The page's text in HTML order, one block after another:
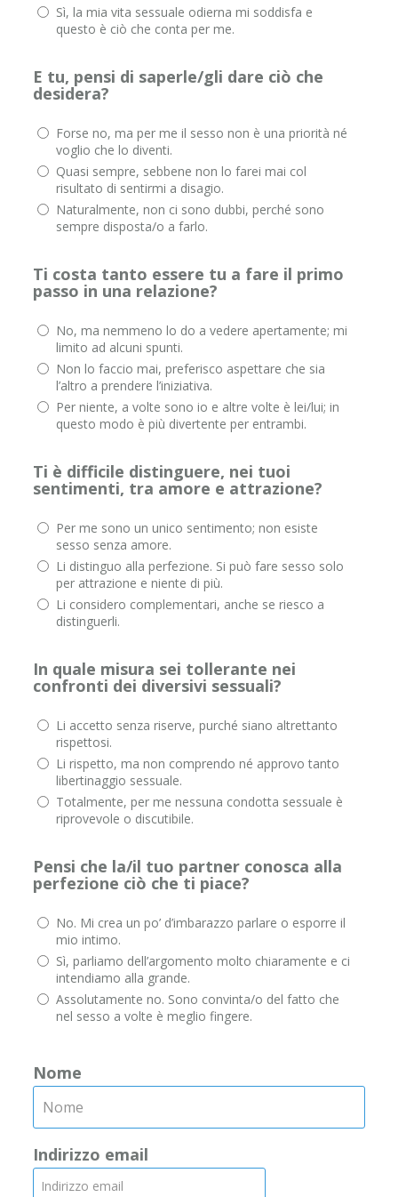
Sì, la mia vita sessuale odierna mi soddisfa e
questo è ciò che conta per me.
E tu, pensi di saperle/gli dare ciò che
desidera?
Forse no, ma per me il sesso non è una priorità né
voglio che lo diventi.
Quasi sempre, sebbene non lo farei mai col
risultato di sentirmi a disagio.
Naturalmente, non ci sono dubbi, perché sono
sempre disposta/o a farlo.
Ti costa tanto essere tu a fare il primo
passo in una relazione?
No, ma nemmeno lo do a vedere apertamente; mi
limito ad alcuni spunti.
Non lo faccio mai, preferisco aspettare che sia
l’altro a prendere l’iniziativa.
Per niente, a volte sono io e altre volte è lei/lui; in
questo modo è più divertente per entrambi.
Ti è difficile distinguere, nei tuoi
sentimenti, tra amore e attrazione?
Per me sono un unico sentimento; non esiste
sesso senza amore.
Li distinguo alla perfezione. Si può fare sesso solo
per attrazione e niente di più.
Li considero complementari, anche se riesco a
distinguerli.
In quale misura sei tollerante nei
confronti dei diversivi sessuali?
Li accetto senza riserve, purché siano altrettanto
rispettosi.
Li rispetto, ma non comprendo né approvo tanto
libertinaggio sessuale.
Totalmente, per me nessuna condotta sessuale è
riprovevole o discutibile.
Pensi che la/il tuo partner conosca alla
perfezione ciò che ti piace?
No. Mi crea un po’ d’imbarazzo parlare o esporre il
mio intimo.
Sì, parliamo dell’argomento molto chiaramente e ci
intendiamo alla grande.
Assolutamente no. Sono convinta/o del fatto che
nel sesso a volte è meglio fingere.
Nome
Indirizzo email